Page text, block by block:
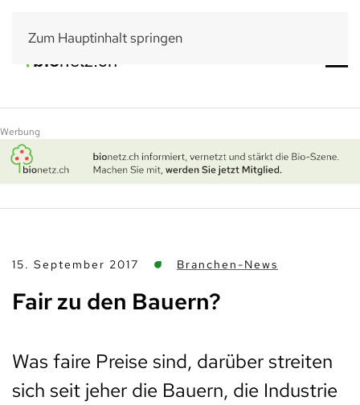
Zum Hauptinhalt springen
Werbung
15. September 2017 Branchen-News
Fair zu den Bauern?
Was faire Preise sind, darüber streiten
sich seit jeher die Bauern, die Industrie